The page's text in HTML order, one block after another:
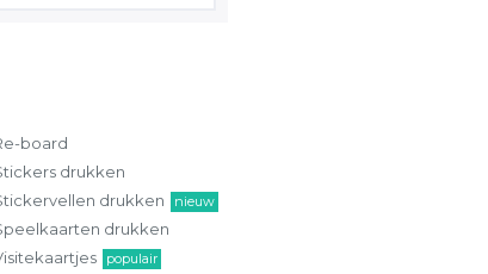
board
drukken
drukken
nieuw
drukken
populair